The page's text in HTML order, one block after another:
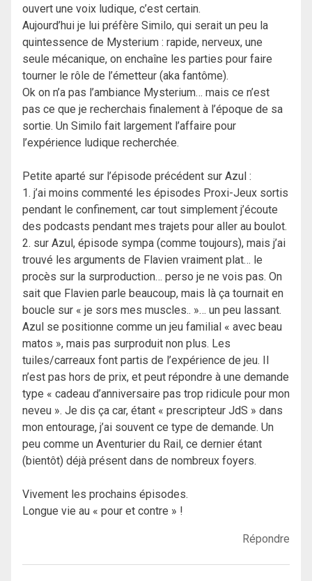
ouvert une voix ludique, c’est certain.
Aujourd’hui je lui préfère Similo, qui serait un peu la
quintessence de Mysterium : rapide, nerveux, une
seule mécanique, on enchaîne les parties pour faire
tourner le rôle de l’émetteur (aka fantôme).
Ok on n’a pas l’ambiance Mysterium… mais ce n’est
pas ce que je recherchais finalement à l’époque de sa
sortie. Un Similo fait largement l’affaire pour
l’expérience ludique recherchée.
Petite aparté sur l’épisode précédent sur Azul :
1. j’ai moins commenté les épisodes Proxi-Jeux sortis
pendant le confinement, car tout simplement j’écoute
des podcasts pendant mes trajets pour aller au boulot.
2. sur Azul, épisode sympa (comme toujours), mais j’ai
trouvé les arguments de Flavien vraiment plat… le
procès sur la surproduction… perso je ne vois pas. On
sait que Flavien parle beaucoup, mais là ça tournait en
boucle sur « je sors mes muscles.. »… un peu lassant.
Azul se positionne comme un jeu familial « avec beau
matos », mais pas surproduit non plus. Les
tuiles/carreaux font partis de l’expérience de jeu. Il
n’est pas hors de prix, et peut répondre à une demande
type « cadeau d’anniversaire pas trop ridicule pour mon
neveu ». Je dis ça car, étant « prescripteur JdS » dans
mon entourage, j’ai souvent ce type de demande. Un
peu comme un Aventurier du Rail, ce dernier étant
(bientôt) déjà présent dans de nombreux foyers.
Vivement les prochains épisodes.
Longue vie au « pour et contre » !
Répondre